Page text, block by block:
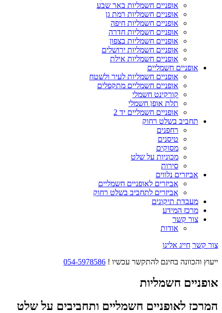
אופניים חשמליות באר שבע
אופניים חשמליות רמת גן
אופניים חשמליות חיפה
אופניים חשמליות חדרה
אופניים חשמליות בצפון
אופניים חשמליות ירושלים
אופניים חשמליות אילת
אופניים חשמליים
אופניים חשמליות לעיר ולשטח
אופניים חשמליים מתקפלים
קורקינט חשמלי
תלת אופן חשמלי
אופניים חשמליים יד 2
תחביב בשלט רחוק
רחפנים
טיסנים
מסוקים
מכוניות על שלט
סירות
אביזרים נלווים
אביזרים לאופניים חשמליים
אביזרים לתחביב בשלט רחוק
מעבדת תיקונים
מרכז המידע
צור קשר
אודות
צור קשר חייג אלינו
ייעוץ והכוונה בחינם להתקשר עכשיו ! 054-5978586
אופניים חשמליות
המרכז לאופניים חשמליים ותחביבים על שלט